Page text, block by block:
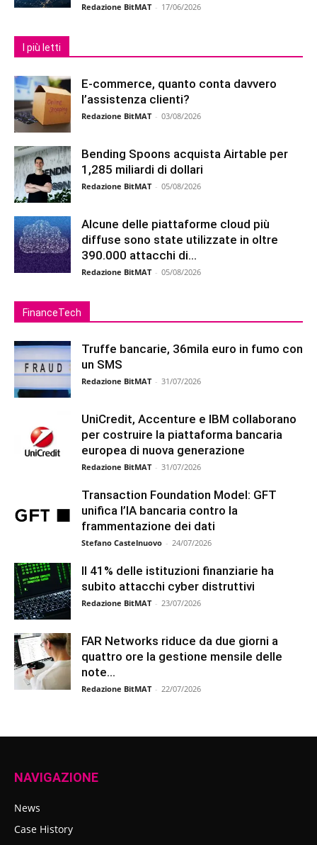
Redazione BitMAT - 17/06/2026
I più letti
E-commerce, quanto conta davvero
l’assistenza clienti?
Redazione BitMAT - 03/08/2026
Bending Spoons acquista Airtable per
1,285 miliardi di dollari
Redazione BitMAT - 05/08/2026
Alcune delle piattaforme cloud più
diffuse sono state utilizzate in oltre
390.000 attacchi di...
Redazione BitMAT - 05/08/2026
FinanceTech
Truffe bancarie, 36mila euro in fumo con
un SMS
Redazione BitMAT - 31/07/2026
UniCredit, Accenture e IBM collaborano
per costruire la piattaforma bancaria
europea di nuova generazione
Redazione BitMAT - 31/07/2026
Transaction Foundation Model: GFT
unifica l’IA bancaria contro la
frammentazione dei dati
Stefano Castelnuovo - 24/07/2026
Il 41% delle istituzioni finanziarie ha
subito attacchi cyber distruttivi
Redazione BitMAT - 23/07/2026
FAR Networks riduce da due giorni a
quattro ore la gestione mensile delle
note...
Redazione BitMAT - 22/07/2026
NAVIGAZIONE
News
Case History